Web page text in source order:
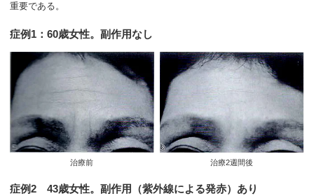
重要である。
症例1：60歳女性。副作用なし
治療前 治療2週間後
症例2 43歳女性。副作用（紫外線による発赤）あり